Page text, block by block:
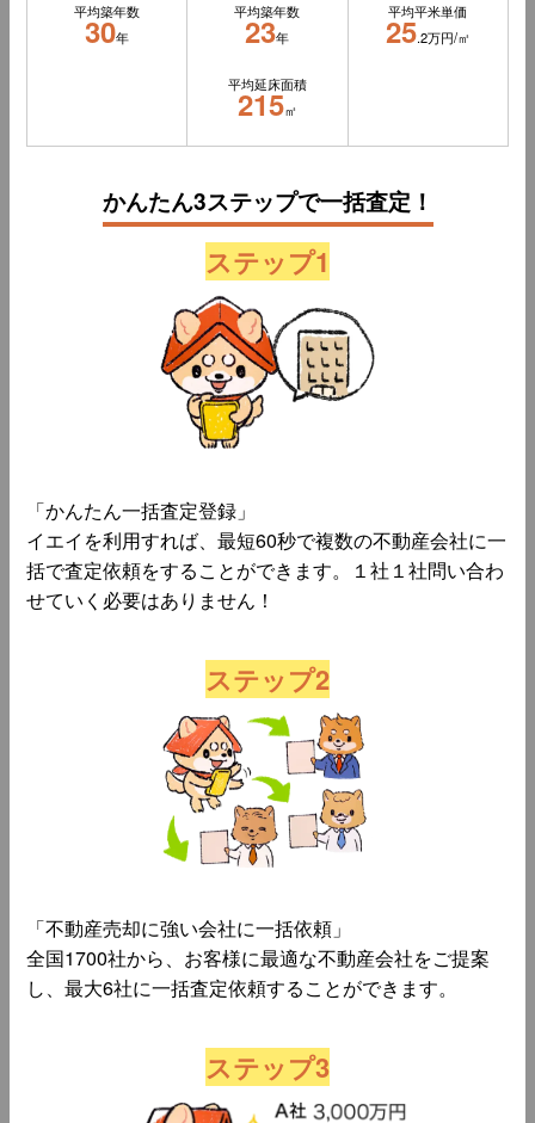
平均築年数
30年
平均築年数
23年
平均延床面積
215㎡
平均平米単価
25.2万円/㎡
かんたん3ステップで一括査定！
ステップ1
「かんたん一括査定登録」
イエイを利用すれば、最短60秒で複数の不動産会社に一
括で査定依頼をすることができます。１社１社問い合わ
せていく必要はありません！
ステップ2
「不動産売却に強い会社に一括依頼」
全国1700社から、お客様に最適な不動産会社をご提案
し、最大6社に一括査定依頼することができます。
ステップ3